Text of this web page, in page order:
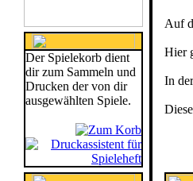
Der Spielekorb dient
dir zum Sammeln und
Drucken der von dir
ausgewählten Spiele.
Auf
Hier
In